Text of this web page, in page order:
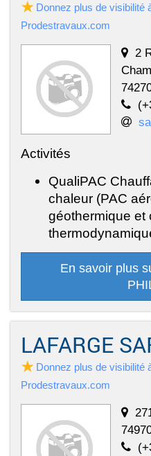
Donnez plus de visibilité
Prodestravaux.com
2
Activités
QualiPAC
chaleur (PAC
géothermique et
En savoir plus
LAFARGE
Donnez plus de visibilité
Prodestravaux.com